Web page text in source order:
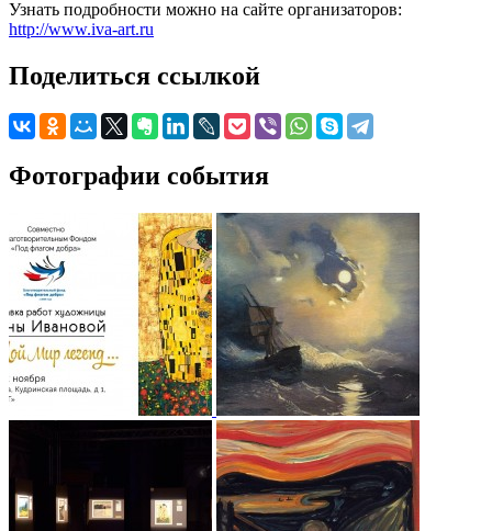
Узнать подробности можно на сайте организаторов:
http://www.iva-art.ru
Поделиться ссылкой
Фотографии события